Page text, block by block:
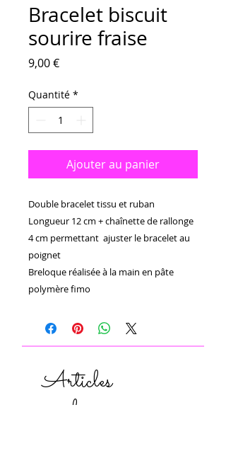
Bracelet biscuit
sourire fraise
9,00 €Prix
Quantité *
Ajouter au panier
Double bracelet tissu et ruban
Longueur 12 cm + chaînette de rallonge
4 cm permettant  ajuster le bracelet au
poignet
Breloque réalisée à la main en pâte
polymère fimo
Articles
similaires